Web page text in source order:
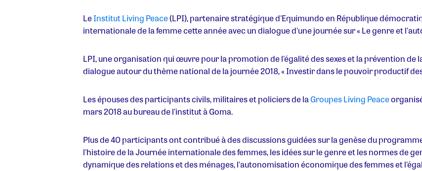
LeInstitut Living Peace(LPI), partenaire stratégique d'Equimundo en République
internationale de la femme cette année avec un dialogue d'une journée sur « Le genre et
LPI, une organisation qui œuvre pour la promotion de l'égalité des sexes et la prévention de
dialogue autour du thème national de la journée 2018, « Investir dans le pouvoir productif
Les épouses des participants civils, militaires et policiers de laGroupes Living Peace
mars 2018 au bureau de l'institut à Goma.
Plus de 40 participants ont contribué à des discussions guidées sur la genèse du
l'histoire de la Journée internationale des femmes, les idées sur le genre et les normes de
dynamique des relations et des ménages, l'autonomisation économique des femmes et